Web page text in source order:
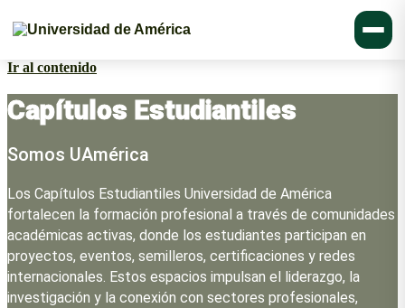
Ir al contenido
Capítulos Estudiantiles
Somos UAmérica
Los Capítulos Estudiantiles Universidad de América
fortalecen la formación profesional a través de comunidades
académicas activas, donde los estudiantes participan en
proyectos, eventos, semilleros, certificaciones y redes
internacionales. Estos espacios impulsan el liderazgo, la
investigación y la conexión con sectores profesionales,